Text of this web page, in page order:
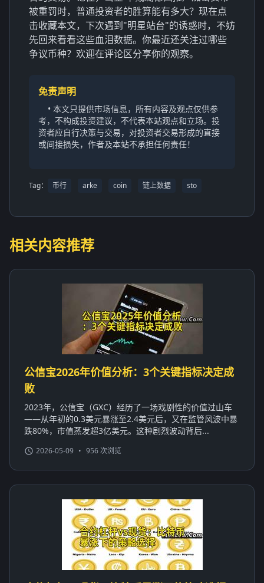
被重罚时，普通投资者的胜算能有多大？现在点
击收藏本文，下次遇到"明星站台"的诱惑时，不妨
先回来看看这些血泪数据。你最近还关注过哪些
争议币种？欢迎在评论区分享你的观察。
免责声明
• 本文只提供市场信息，所有内容及观点仅供参
考，不构成投资建议，不代表本站观点和立场。投
资者应自行决策与交易，对投资者交易形成的直接
或间接损失，作者及本站不承担任何责任！
Tag： 币行 arke coin 链上数据 sto
相关内容推荐
公信宝2026年价值分析：3个关键指标决定成
败
2023年，公信宝（GXC）经历了一场戏剧性的价值过山车
——从年初的0.3美元暴涨至2.4美元后，又在监管风波中暴
跌80%，市值蒸发超3亿美元。这种剧烈波动背后...
2026-05-09 • 956 次浏览